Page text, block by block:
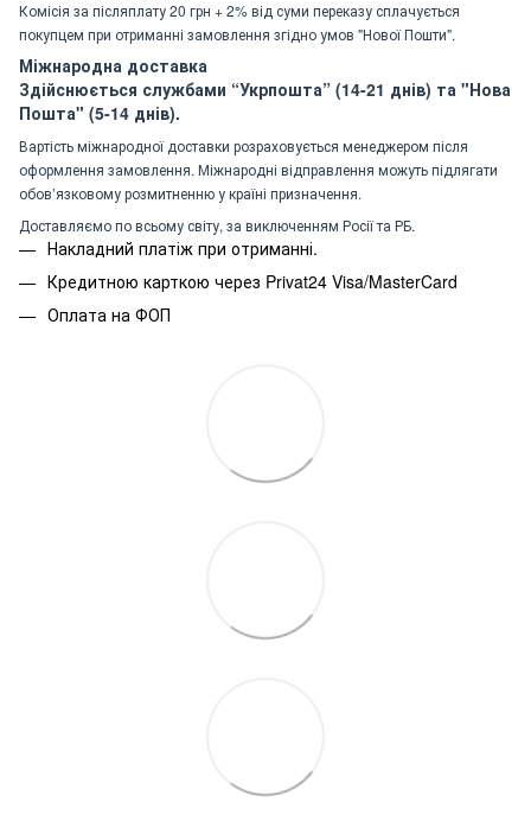
Комісія за післяплату 20 грн + 2% від суми переказу сплачується
покупцем при отриманні замовлення згідно умов "Нової Пошти".
Міжнародна доставка
Здійснюється службами “Укрпошта” (14-21 днів) та "Нова
Пошта" (5-14 днів).
Вартість міжнародної доставки розраховується менеджером після
оформлення замовлення. Міжнародні відправлення можуть підлягати
обов’язковому розмитненню у країні призначення.
Доставляємо по всьому світу, за виключенням Росії та РБ.
Накладний платіж при отриманні.
Кредитною карткою через Privat24 Visa/MasterCard
Оплата на ФОП